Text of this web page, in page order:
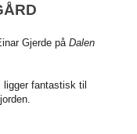
Gjerde på Dalen
ligger fantastisk til